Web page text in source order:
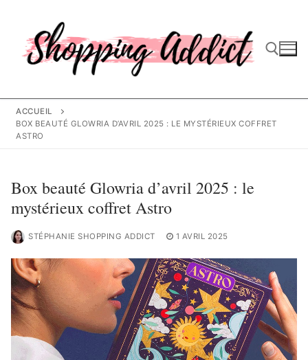
contenu
ACCUEIL
BOX BEAUTÉ GLOWRIA D’AVRIL 2025 : LE MYSTÉRIEUX COFFRET
ASTRO
Box beauté Glowria d’avril 2025 : le
mystérieux coffret Astro
STÉPHANIE SHOPPING ADDICT 1 AVRIL 2025